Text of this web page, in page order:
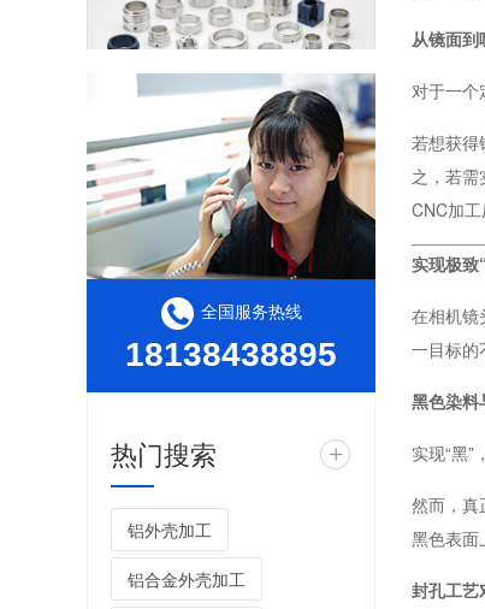
从镜面
对于一个
若想获得
之，若
CNC加工
实现极致
在相机镜
一目标的
黑色染料
实现“黑
然而，真
黑色表面
封孔工艺
光学级望远镜外壳CNC加工定制厂家
机器人减速器外壳车铣复合加工厂家
全国服务热线
18138438895
热门搜索 +
铝外壳加工
铝合金外壳加工